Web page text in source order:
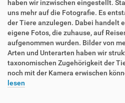
haben wir inzwischen eingestellt.
uns mehr auf die Fotografie. Es
der Tiere anzulegen. Dabei handelt
eigene Fotos, die zuhause, auf
aufgenommen wurden. Bilder von
Arten und Unterarten haben wir
taxonomischen Zugehörigkeit der
noch mit der Kamera erwischen
lesen